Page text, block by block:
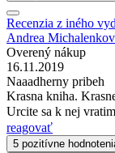
Recenzia z iného
Andrea
Overený nákup
16.11.2019
Naaadherny pribeh
Krasna kniha.
Urcite sa k nej
reagovať
5 pozitívne